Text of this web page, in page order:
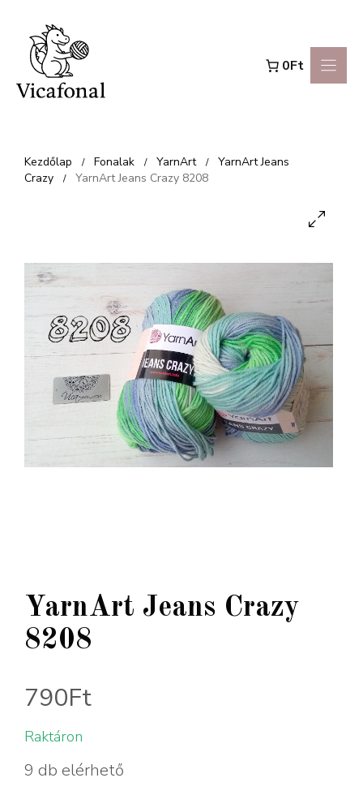
Kilépés
tartalomba
0Ft
Kezdőlap / Fonalak / YarnArt /
YarnArt Jeans
Crazy
/ YarnArt Jeans Crazy 8208
YarnArt Jeans Crazy
8208
790Ft
Raktáron
9 db elérhető